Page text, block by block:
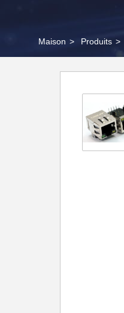
Maison > Produits >